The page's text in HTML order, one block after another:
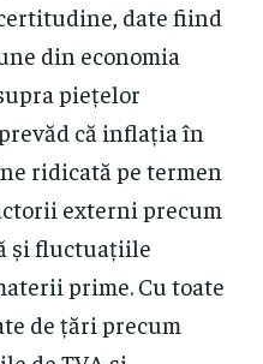
date fiind
din economia
piețelor
că inflația în
ridicată pe termen
externi precum
și fluctuațiile
prime. Cu toate
de țări precum